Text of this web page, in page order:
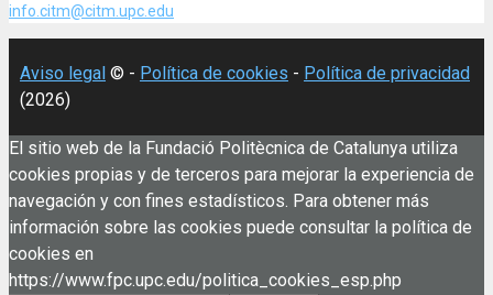
info.citm@citm.upc.edu
Aviso legal © - Política de cookies - Política de privacidad
(2026)
El sitio web de la Fundació Politècnica de Catalunya utiliza
cookies propias y de terceros para mejorar la experiencia de
navegación y con fines estadísticos. Para obtener más
información sobre las cookies puede consultar la política de
cookies en
https://www.fpc.upc.edu/politica_cookies_esp.php